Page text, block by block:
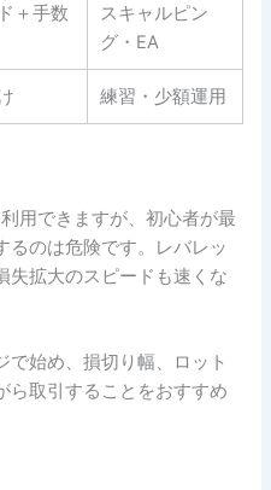
＋手数
スキャルピン
グ・EA
練習・少額運用
用できますが、初心者が最
るのは危険です。レバレッ
失拡大のスピードも速くな
で始め、損切り幅、ロット
ら取引することをおすすめ